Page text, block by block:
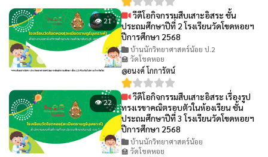
👁 21
วีดีโอกิจกรรมสืบเสาะอิสระ ชั้น
ประถมศึกษาปีที่ 2 โรงเรียนวัดโขดหอยฯ
ปีการศึกษา 2568
บ้านนักวิทยาศาสตร์น้อย ป.2
🏫 วัดโขดหอย
@อนงค์ โกการัตน์
👁 22
วีดีโอกิจกรรมสืบเสาะอิสระ เรื่องรูป
ทรงเรขาคณิตรอบตัวในห้องเรียน ชั้น
ประถมศึกษาปีที่ 3 โรงเรียนวัดโขดหอยฯ
ปีการศึกษา 2568
บ้านนักวิทยาศาสตร์น้อย
🏫 วัดโขดหอย